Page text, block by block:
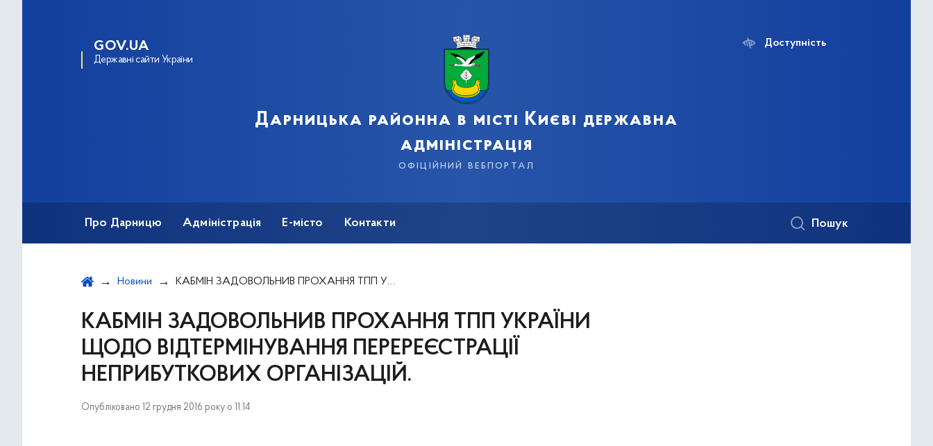
GOV.UA
Державні сайти України
Дарницька районна в місті Києві державна
адміністрація
офіційний вебпортал
Доступність
Про Дарницю Адміністрація Е-місто Контакти Пошук
Новини КАБМІН ЗАДОВОЛЬНИВ ПРОХАННЯ ТПП УКРАЇНИ ЩОДО ВІДТЕРМІНУВАННЯ ПЕРЕРЕЄСТРАЦІЇ НЕПРИБУТКОВИХ ОРГАНІЗАЦІЙ.
КАБМІН ЗАДОВОЛЬНИВ ПРОХАННЯ ТПП УКРАЇНИ
ЩОДО ВІДТЕРМІНУВАННЯ ПЕРЕРЕЄСТРАЦІЇ
НЕПРИБУТКОВИХ ОРГАНІЗАЦІЙ.
Опубліковано 12 грудня 2016 року о 11:14